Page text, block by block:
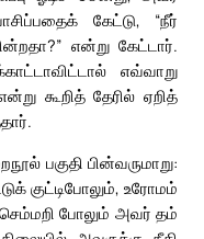
கேட்டு, “நீர்
என்று கேட்டார்.
எவ்வாறு
கூறித் தேரில் ஏறித்
பகுதி பின்வருமாறு:
குட்டிபோலும், உரோமம்
போலும் அவர் தம்